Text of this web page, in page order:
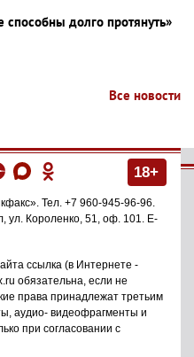
долго протянуть»
Все новости
18+
. Тел. +7 960-945-96-96
ул. Короленко, 51, оф. 101
. E-
ссылка (в Интернете -
обязательна, если не
права принадлежат третьим
аудио- видеофрагменты и
при согласовании с